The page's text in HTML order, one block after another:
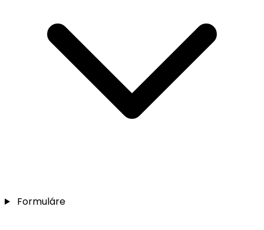
Formuláre